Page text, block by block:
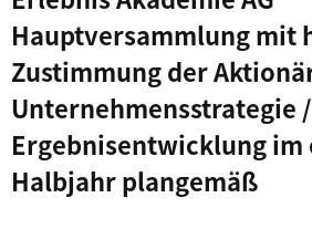
Hauptversammlung mit
Zustimmung der
Unternehmensstrategie
Ergebnisentwicklung im
Halbjahr plangemäß